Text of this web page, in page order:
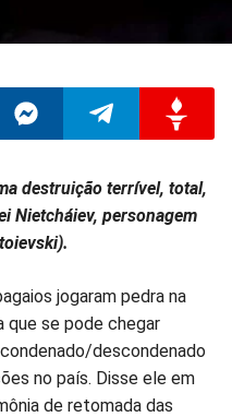
no
Compartilhar
TelegramGettr
destruição terrível, total,
Nietcháiev, personagem
jogaram pedra na
que se pode chegar
descondenado
no país. Disse ele em
de retomada das